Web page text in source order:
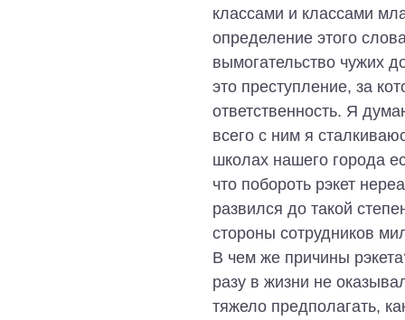
классами и классами
определение этого
вымогательство чужих
это преступление, за
ответственность. Я
всего с ним я
школах нашего города
что побороть рэкет
развился до такой
стороны сотрудников
В чем же причины
разу в жизни не
тяжело предполагать,